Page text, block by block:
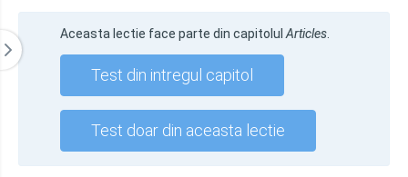
Aceasta lectie face parte din capitolul Articles
Test din intregul capitol
Test doar din aceasta lectie